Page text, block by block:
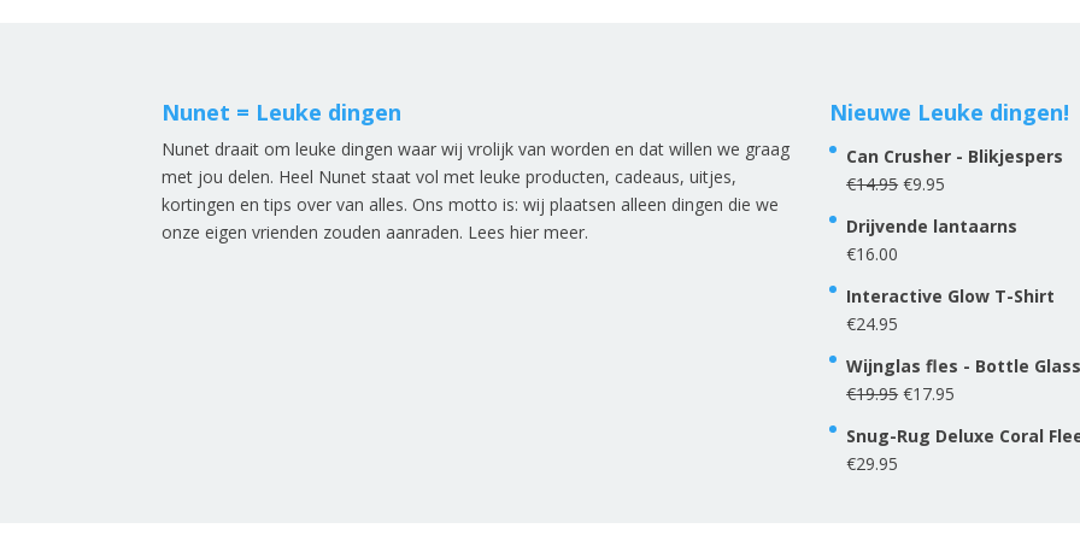
Nunet = Leuke dingen
Nunet draait om leuke dingen waar wij vrolijk van worden en dat willen we graag
met jou delen. Heel Nunet staat vol met leuke producten, cadeaus, uitjes,
kortingen en tips over van alles. Ons motto is: wij plaatsen alleen dingen die we
onze eigen vrienden zouden aanraden. Lees hier meer.
Nieuwe Leuke dingen!
Can Crusher - Blikjespers
€14.95 Oorspronkelijke
was:
€9.95
is:
Drijvende lantaarns
€16.00
Interactive Glow T-Shirt
€24.95
Wijnglas fles - Bottle
€19.95 Oorspronkelijke
was:
€17.95
is:
Snug-Rug Deluxe Coral
€29.95